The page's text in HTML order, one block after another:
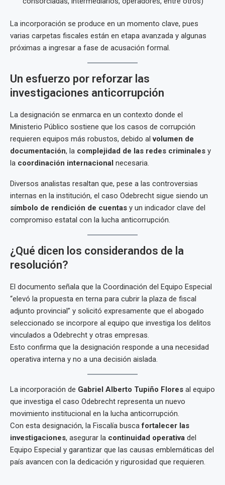
La incorporación se produce en un momento clave, pues
varias carpetas fiscales están en etapa avanzada y algunas
próximas a ingresar a fase de acusación formal.
Un esfuerzo por reforzar las
investigaciones anticorrupción
La designación se enmarca en un contexto donde el
Ministerio Público sostiene que los casos de corrupción
requieren equipos más robustos, debido alvolumen de
documentación, la complejidad de las redes criminales y
la coordinación internacional necesaria.
Diversos analistas resaltan que, pese a las controversias
internas en la institución, el caso Odebrecht sigue siendo un
símbolo de rendición de cuentas y un indicador clave del
compromiso estatal con la lucha anticorrupción.
¿Qué dicen los considerandos de la
resolución?
El documento señala que la Coordinación del Equipo Especial
“elevó la propuesta en terna para cubrir la plaza de fiscal
adjunto provincial” y solicitó expresamente que el abogado
seleccionado se incorpore al equipo que investiga los delitos
vinculados a Odebrecht y otras empresas.
Esto confirma que la designación responde a una necesidad
operativa interna y no a una decisión aislada.
La incorporación de Gabriel Alberto Tupiño Flores al equipo
que investiga el caso Odebrecht representa un nuevo
movimiento institucional en la lucha anticorrupción.
Con esta designación, la Fiscalía buscafortalecer las
investigaciones, asegurar la continuidad operativa del
Equipo Especial y garantizar que las causas emblemáticas del
país avancen con la dedicación y rigurosidad que requieren.